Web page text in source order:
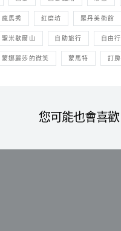
瘋馬秀 紅磨坊 羅丹美術館
聖米歇爾山 自助旅行 自由行
蒙娜麗莎的微笑 蒙馬特 訂房
您可能也會喜歡